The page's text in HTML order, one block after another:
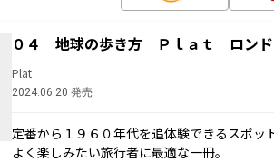
０４ 地球の歩き方 Ｐｌａｔ ロン
Plat
2024.06.20 発売
定番から１９６０年代を追体験できるスポ
よく楽しみたい旅行者に最適な一冊。